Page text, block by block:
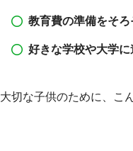
教育費の準備をそ
好きな学校や大学
大切な子供のために、こ